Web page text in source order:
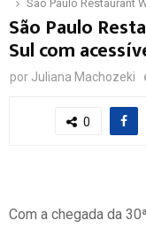
São Paulo Restaurant
São Paulo
Sul com
por Juliana Machozeki
0
Com a chegada da